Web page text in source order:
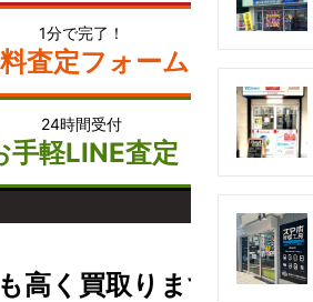
1分で完了！
査定フォーム
24時間受付
手軽LINE査定
高く買取ります！